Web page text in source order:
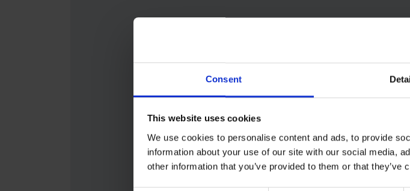
Consent
This website uses cookies
We use cookies to personalise content and ads, to provide
information about your use of our site with our social media,
other information that you’ve provided to them or that